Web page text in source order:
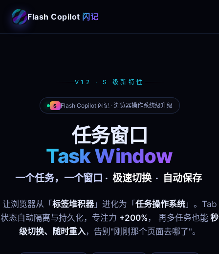
Flash Copilot 闪记
V12 · S 级新特性
S Flash Copilot 闪记 · 浏览器操作系统级升级
任务窗口
Task Window
一个任务，一个窗口 · 极速切换 · 自动保存
让浏览器从「 标签堆积器」进化为「 任务操作系统」。Tab
状态自动隔离与持久化，专注力 +200% ， 再多任务也能 秒
级切换、随时重入，告别"刚刚那个页面去哪了"。